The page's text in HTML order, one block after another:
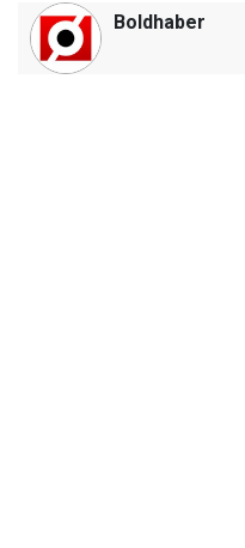
Boldhaber